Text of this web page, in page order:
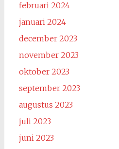
februari 2024
januari 2024
december 2023
november 2023
oktober 2023
september 2023
augustus 2023
juli 2023
juni 2023